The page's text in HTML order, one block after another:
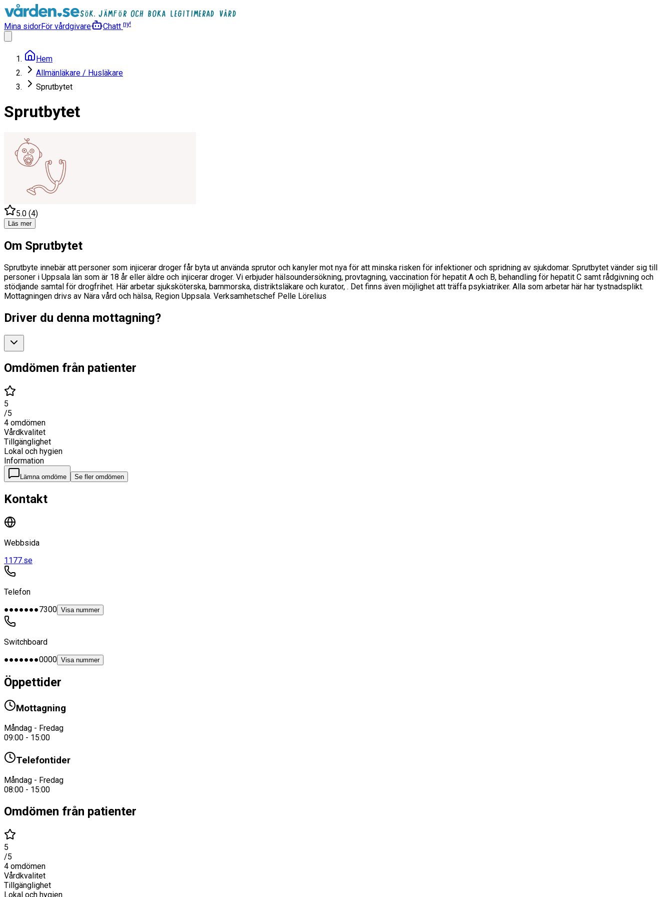
Mina sidorFör vårdgivare Chatt ny!
Hem
Allmänläkare / Husläkare
Sprutbytet
Sprutbytet
5.0 (4)
Läs mer
Om Sprutbytet
Sprutbyte innebär att personer som injicerar droger får byta ut använda sprutor och kanyler mot nya för att minska risken för infektioner och spridning av sjukdomar. Sprutbytet vänder sig till
personer i Uppsala län som är 18 år eller äldre och injicerar droger. Vi erbjuder hälsoundersökning, provtagning, vaccination för hepatit A och B, behandling för hepatit C samt rådgivning och
stödjande samtal för drogfrihet. Här arbetar sjuksköterska, barnmorska, distriktsläkare och kurator, . Det finns även möjlighet att träffa psykiatriker. Alla som arbetar här har tystnadsplikt.
Mottagningen drivs av Nära vård och hälsa, Region Uppsala. Verksamhetschef Pelle Lörelius
Driver du denna mottagning?
Omdömen från patienter
5
/5
4 omdömen
Vårdkvalitet
Tillgänglighet
Lokal och hygien
Information
Lämna omdöme Se fler omdömen
Kontakt
Webbsida
1177.se
Telefon
●●●●●●●7300 Visa nummer
Switchboard
●●●●●●●0000 Visa nummer
Öppettider
Mottagning
Måndag - Fredag
09:00 - 15:00
Telefontider
Måndag - Fredag
08:00 - 15:00
Omdömen från patienter
5
/5
4 omdömen
Vårdkvalitet
Tillgänglighet
Lokal och hygien